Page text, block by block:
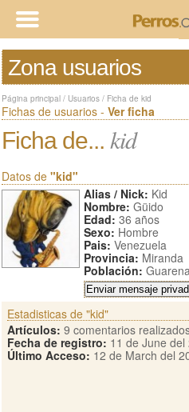
Zona usuarios
Página principal / Usuarios / Ficha de kid
Fichas de usuarios - Ver ficha
Ficha de... kid
Datos de "kid"
Alias / Nick: Kid
Nombre: Güido
Edad: 36 años
Sexo: Hombre
Pais: Venezuela
Provincia: Miranda
Población:
Estadisticas de "kid"
Artículos: 9 comentarios
Fecha de registro: 11 de June del
Último Acceso: 12 de March del